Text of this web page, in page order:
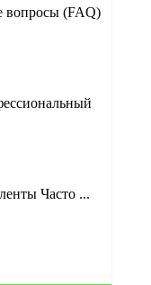
вопросы (FAQ)
Часто ...